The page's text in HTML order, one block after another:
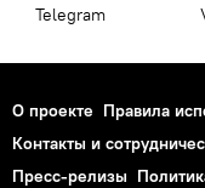
Telegram
О проекте Правила
Контакты и
Пресс-релизы